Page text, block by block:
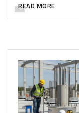
READ MORE